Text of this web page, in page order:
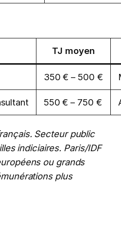
TJ moyen
350 € – 500 €
550 € – 750 €
Secteur public
indiciaires. Paris/IDF
ou grands
plus